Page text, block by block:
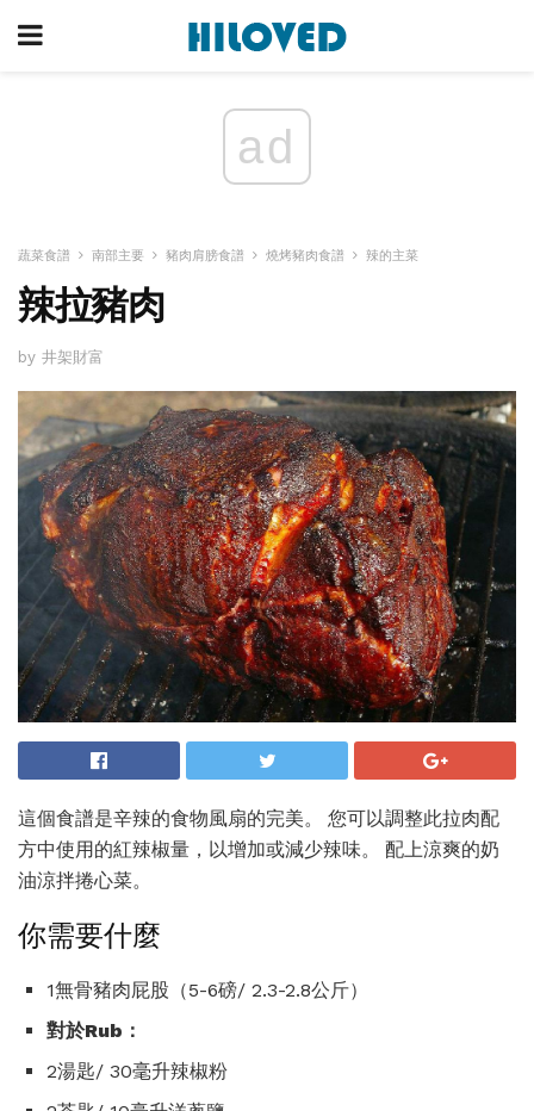
ad
蔬菜食譜 南部主要 豬肉肩膀食譜 燒烤豬肉食譜 辣的主菜
辣拉豬肉
by 井架財富
這個食譜是辛辣的食物風扇的完美。 您可以調整此拉肉配
方中使用的紅辣椒量，以增加或減少辣味。 配上涼爽的奶
油涼拌捲心菜。
你需要什麼
1無骨豬肉屁股（5-6磅/ 2.3-2.8公斤）
對於Rub：
2湯匙/ 30毫升辣椒粉